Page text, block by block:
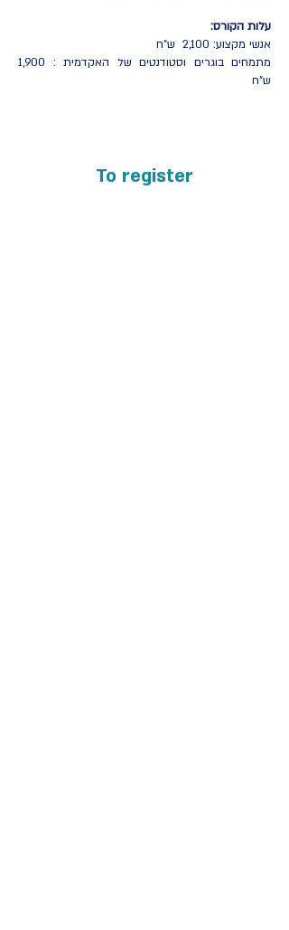
עלות הקורס:
אנשי מקצוע: 2,100 ש"ח
מתמחים בוגרים וסטודנטים של האקדמית : 1,900
ש"ח
To register